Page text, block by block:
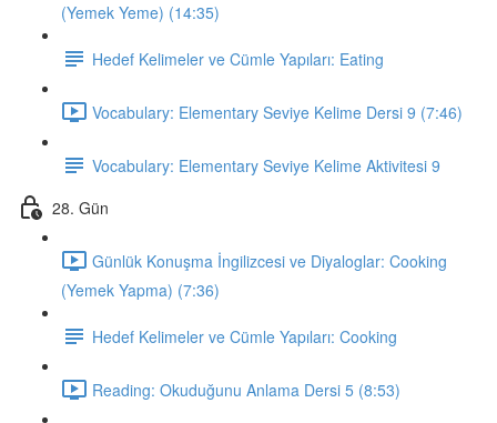
(Yemek Yeme) (14:35)
Hedef Kelimeler ve Cümle Yapıları: Eating
Vocabulary: Elementary Seviye Kelime Dersi 9 (7:46)
Vocabulary: Elementary Seviye Kelime Aktivitesi 9
28. Gün
Günlük Konuşma İngilizcesi ve Diyaloglar: Cooking
(Yemek Yapma) (7:36)
Hedef Kelimeler ve Cümle Yapıları: Cooking
Reading: Okuduğunu Anlama Dersi 5 (8:53)